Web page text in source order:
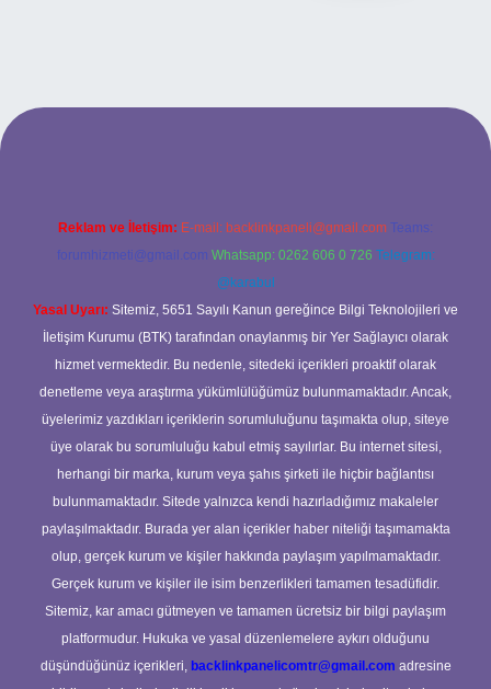
giriş
Reklam ve İletişim: E-mail: backlinkpaneli@gmail.com Teams:
forumhizmeti@gmail.com Whatsapp: 0262 606 0 726 Telegram:
@karabul
Yasal Uyarı: Sitemiz, 5651 Sayılı Kanun gereğince Bilgi Teknolojileri ve
İletişim Kurumu (BTK) tarafından onaylanmış bir Yer Sağlayıcı olarak
hizmet vermektedir. Bu nedenle, sitedeki içerikleri proaktif olarak
denetleme veya araştırma yükümlülüğümüz bulunmamaktadır. Ancak,
üyelerimiz yazdıkları içeriklerin sorumluluğunu taşımakta olup, siteye
üye olarak bu sorumluluğu kabul etmiş sayılırlar. Bu internet sitesi,
herhangi bir marka, kurum veya şahıs şirketi ile hiçbir bağlantısı
bulunmamaktadır. Sitede yalnızca kendi hazırladığımız makaleler
paylaşılmaktadır. Burada yer alan içerikler haber niteliği taşımamakta
olup, gerçek kurum ve kişiler hakkında paylaşım yapılmamaktadır.
Gerçek kurum ve kişiler ile isim benzerlikleri tamamen tesadüfidir.
Sitemiz, kar amacı gütmeyen ve tamamen ücretsiz bir bilgi paylaşım
platformudur. Hukuka ve yasal düzenlemelere aykırı olduğunu
düşündüğünüz içerikleri, backlinkpanelicomtr@gmail.com adresine